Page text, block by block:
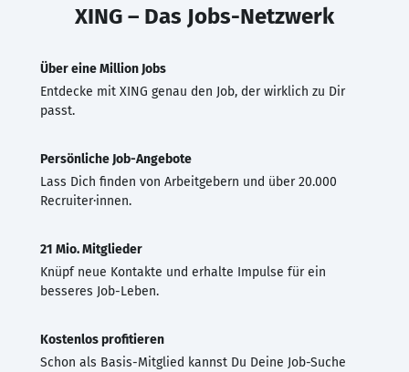
XING – Das Jobs-Netzwerk
Über eine Million Jobs
Entdecke mit XING genau den Job, der wirklich zu Dir
passt.
Persönliche Job-Angebote
Lass Dich finden von Arbeitgebern und über 20.000
Recruiter·innen.
21 Mio. Mitglieder
Knüpf neue Kontakte und erhalte Impulse für ein
besseres Job-Leben.
Kostenlos profitieren
Schon als Basis-Mitglied kannst Du Deine Job-Suche